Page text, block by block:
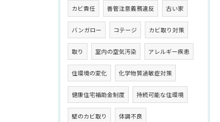
カビ責任 善管注意義務違反 古い家
バンガロー コテージ カビ取り対策
取り 室内の空気汚染 アレルギー疾患
住環境の変化 化学物質過敏症対策
健康住宅補助金制度 持続可能な住環境
壁のカビ取り 体調不良